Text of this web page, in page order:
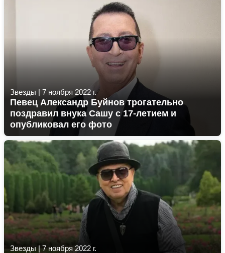
Звезды | 7 ноября 2022 г.
Певец Александр Буйнов трогательно
поздравил внука Сашу с 17-летием и
опубликовал его фото
Звезды | 7 ноября 2022 г.